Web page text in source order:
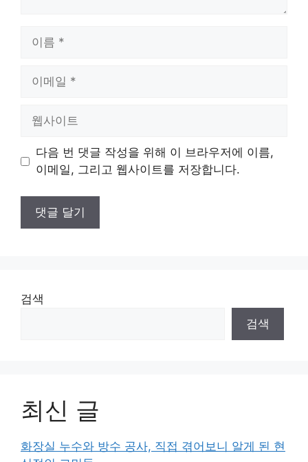
트
다음 번 댓글 작성을 위해 이 브라우저에 이름,
이메일, 그리고 웹사이트를 저장합니다.
검색
검색
최신 글
화장실 누수와 방수 공사, 직접 겪어보니 알게 된 현